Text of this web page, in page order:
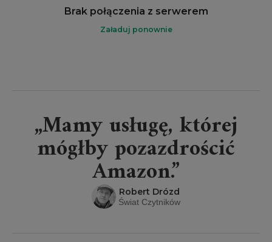
Brak połączenia z serwerem
Załaduj ponownie
„Mamy usługę, której
mógłby pozazdrościć
Amazon.”
Robert Drózd
Świat Czytników